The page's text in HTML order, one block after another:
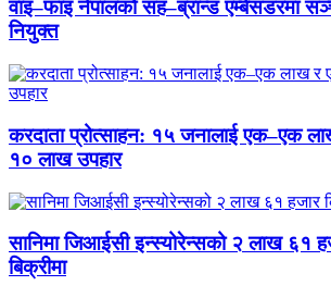
वाइ–फाइ नेपालको सह–ब्रान्ड एम्बेसडरमा
नियुक्त
करदाता प्रोत्साहन: १५ जनालाई एक–एक
१० लाख उपहार
सानिमा जिआईसी इन्स्योरेन्सको २ लाख ६१
बिक्रीमा